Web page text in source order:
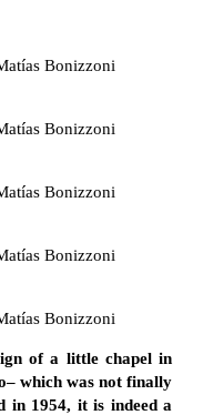
Bonizzoni
Bonizzoni
Bonizzoni
Bonizzoni
Bonizzoni
of a little chapel in
which was not finally
in 1954, it is indeed a